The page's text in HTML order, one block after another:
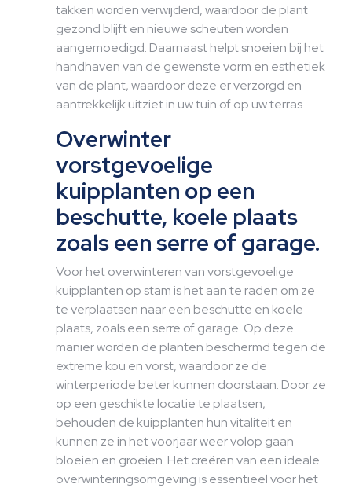
takken worden verwijderd, waardoor de plant
gezond blijft en nieuwe scheuten worden
aangemoedigd. Daarnaast helpt snoeien bij het
handhaven van de gewenste vorm en esthetiek
van de plant, waardoor deze er verzorgd en
aantrekkelijk uitziet in uw tuin of op uw terras.
Overwinter
vorstgevoelige
kuipplanten op een
beschutte, koele plaats
zoals een serre of garage.
Voor het overwinteren van vorstgevoelige
kuipplanten op stam is het aan te raden om ze
te verplaatsen naar een beschutte en koele
plaats, zoals een serre of garage. Op deze
manier worden de planten beschermd tegen de
extreme kou en vorst, waardoor ze de
winterperiode beter kunnen doorstaan. Door ze
op een geschikte locatie te plaatsen,
behouden de kuipplanten hun vitaliteit en
kunnen ze in het voorjaar weer volop gaan
bloeien en groeien. Het creëren van een ideale
overwinteringsomgeving is essentieel voor het